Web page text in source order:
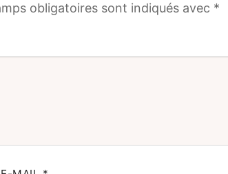
obligatoires sont indiqués avec *